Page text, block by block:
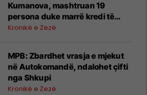
Kumanova, mashtruan 19
persona duke marrë kredi të
shpejta në emër të tyre
Kronikë e Zezë
MPB: Zbardhet vrasja e mjekut
në Autokomandë, ndalohet çifti
nga Shkupi
Kronikë e Zezë